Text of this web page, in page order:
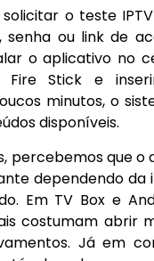
o teste
ou link de
o aplicativo no
Fire Stick e
minutos, o
disponíveis.
percebemos que o
dependendo da
Em TV Box e
costumam abrir
Já em